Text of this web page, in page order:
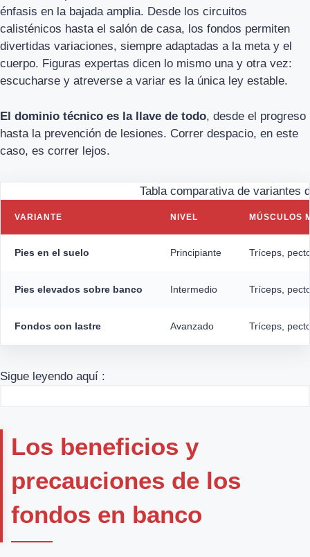
énfasis en la bajada amplia. Desde los circuitos
calisténicos hasta el salón de casa, los fondos permiten
divertidas variaciones, siempre adaptadas a la meta y el
cuerpo. Figuras expertas dicen lo mismo una y otra vez:
escucharse y atreverse a variar es la única ley estable.
El dominio técnico es la llave de todo, desde el progreso
hasta la prevención de lesiones. Correr despacio, en este
caso, es correr lejos.
Tabla comparativa de variantes
VARIANTE NIVEL MÚSCULOS
Pies en el suelo Principiante Tríceps,
Pies elevados sobre banco Intermedio Tríceps,
Fondos con lastre Avanzado Tríceps,
Sigue leyendo aquí :
Los beneficios y
precauciones de los
fondos en banco